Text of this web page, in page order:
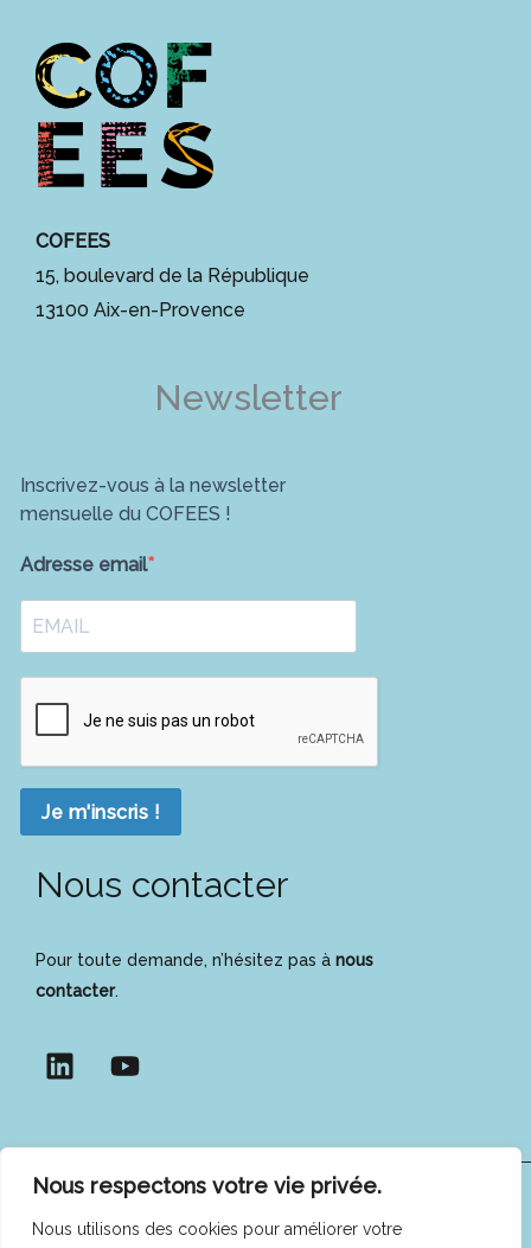
Nous respectons votre vie privée.
Nous utilisons des cookies pour améliorer votre
COFEES
15, boulevard de la République
13100 Aix-en-Provence
Newsletter
Inscrivez-vous à la newsletter
mensuelle du COFEES !
Adresse email
Je m'inscris !
Nous contacter
Pour toute demande, n’hésitez pas à nous
contacter.